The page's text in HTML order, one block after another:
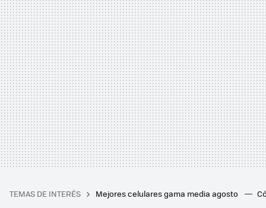
TEMAS DE INTERÉS Mejores celulares gama media agosto